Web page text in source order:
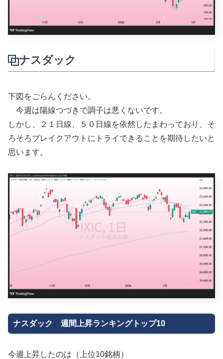
ナスダック
下図をごらんください。
今週は陽線つづきで調子は悪くないです。
しかし、２１日線、５０日線を依然したまわっており、そ
ろそろブレイクアウトにトライできることを期待したいと
思います。
ナスダック 週間上昇ランキングトップ10
今週上昇したのは（上位10銘柄）